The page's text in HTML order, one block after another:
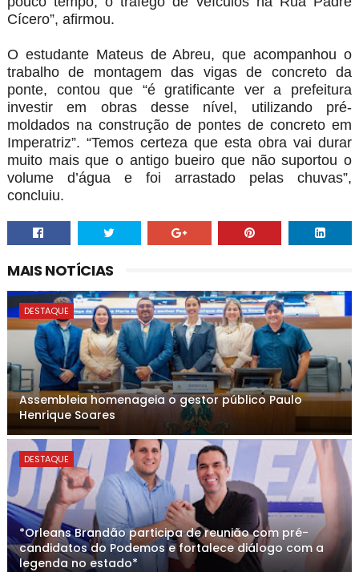
Cícero”, afirmou.
O estudante Mateus de Abreu, que acompanhou o
trabalho de montagem das vigas de concreto da
ponte, contou que “é gratificante ver a prefeitura
investir em obras desse nível, utilizando pré-
moldados na construção de pontes de concreto em
Imperatriz”. “Temos certeza que esta obra vai durar
muito mais que o antigo bueiro que não suportou o
volume d’água e foi arrastado pelas chuvas”,
concluiu.
MAIS NOTÍCIAS
DESTAQUE
Assembleia homenageia o gestor público Paulo
Henrique Soares
DESTAQUE
*Orleans Brandão participa de reunião com pré-
candidatos do Podemos e fortalece diálogo com a
legenda no estado*